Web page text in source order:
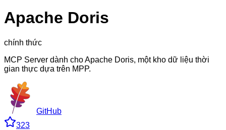
Apache Doris
chính thức
MCP Server dành cho Apache Doris, một kho dữ liệu thời
gian thực dựa trên MPP.
GitHub
323